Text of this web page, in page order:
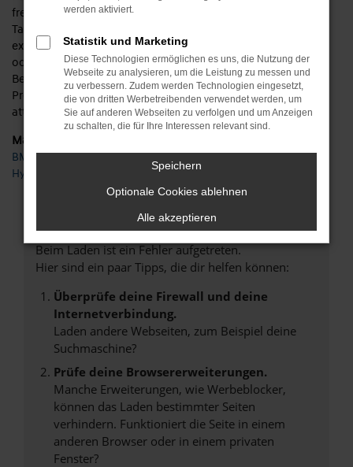
freuen. Möglich wird dies, indem die Hyundai TUCSON
Tageszulassung – entsprechend der Namensgebung – für
exakt einen Tag zugelassen wird. Ob die Zulassung in Fulda
oder an einem anderen Ort erfolgte, ist dabei nicht von
Bedeutung, denn hier geht es eher um das Umgehen rigider
Preisvorgaben durch die Hersteller und das Einräumen noch
attraktiverer Rabatte.
Marken
BMW
Hyundai
FEHLER: NETWORK ERROR
Beim Laden ist ein Fehler aufgetreten.
Hier sind ein paar Tipps, die dir helfen können:
Überprüfe deine Firewall und deine
Internetverbindung.
Laden andere Webseiten, zum Beispiel deine
Suchmaschine?
Prüfe deine Browsererweiterungen.
Manche Erweiterungen, wie Werbeblocker,
können das Laden bestimmter Seiten
verhindern. Funktioniert die Seite in einem
anderen Browser oder in einem privaten
Fenster?
werden aktiviert.
Statistik und Marketing
Diese Technologien ermöglichen es uns, die Nutzung der
Webseite zu analysieren, um die Leistung zu messen und
zu verbessern. Zudem werden Technologien eingesetzt,
die von dritten Werbetreibenden verwendet werden, um
Sie auf anderen Webseiten zu verfolgen und um Anzeigen
zu schalten, die für Ihre Interessen relevant sind.
Speichern
Optionale Cookies ablehnen
Alle akzeptieren